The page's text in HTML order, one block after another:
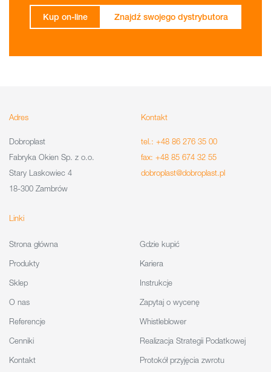
Kup on-line Znajdź swojego dystrybutora
Adres
Dobroplast
Fabryka Okien Sp. z o.o.
Stary Laskowiec 4
18-300 Zambrów
Kontakt
tel.: +48 86 276 35 00
fax: +48 85 674 32 55
dobroplast@dobroplast.pl
Linki
Strona główna
Produkty
Sklep
O nas
Referencje
Cenniki
Kontakt
Gdzie kupić
Kariera
Instrukcje
Zapytaj o wycenę
Whistleblower
Realizacja Strategii Podatkowej
Protokół przyjęcia zwrotu